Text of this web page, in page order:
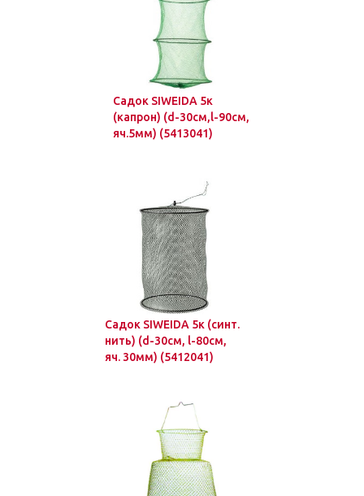
Садок SIWEIDA 5к
(капрон) (d-30см,l-90см,
яч.5мм) (5413041)
Садок SIWEIDA 5к (синт.
нить) (d-30см, l-80см,
яч. 30мм) (5412041)